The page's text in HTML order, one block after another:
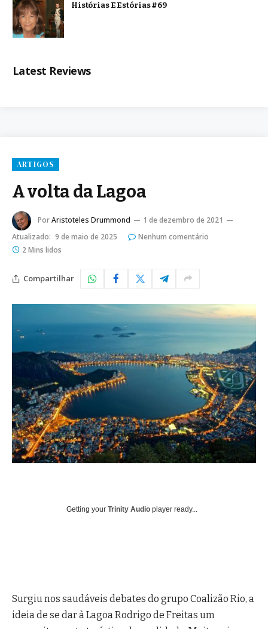
Histórias E Estórias #69
Latest Reviews
ARTIGOS
A volta da Lagoa
PorAristoteles Drummond
1 de dezembro de 2021
Atualizado: 9 de maio de 2025
Nenhum comentário
2 Mins lidos
Compartilhar
Getting your Trinity Audio player ready...
Surgiu nos saudáveis debates do grupo Coalizão Rio, a
ideia de se dar à Lagoa Rodrigo de Freitas um